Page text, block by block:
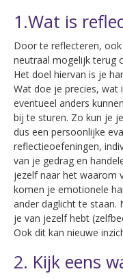
1.Wat is
Door te reflecteren,
neutraal mogelijk terug
Het doel hiervan is je
Wat doe je precies, wat
eventueel anders
bij te sturen. Zo kun je
dus een persoonlijke
reflectieoefeningen,
van je gedrag en
jezelf naar het waarom
komen je emotionele
ander daglicht te staan.
je van jezelf hebt
Ook dit kan nieuwe
2. Kijk eens